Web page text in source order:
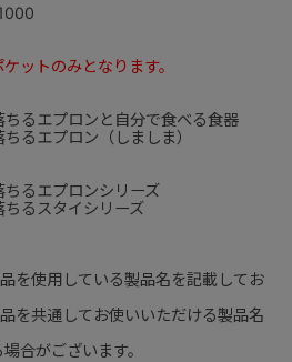
ットのみとなります。
るエプロンと自分で食べる食器
るエプロン（しましま）
るエプロンシリーズ
るスタイシリーズ
を使用している製品名を記載してお
を共通してお使いいただける製品名
合がございます。